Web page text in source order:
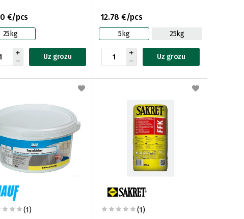
€/pcs
25kg
Uz grozu
12.78 €/pcs
5kg 25kg
Uz grozu
(1)
(1)